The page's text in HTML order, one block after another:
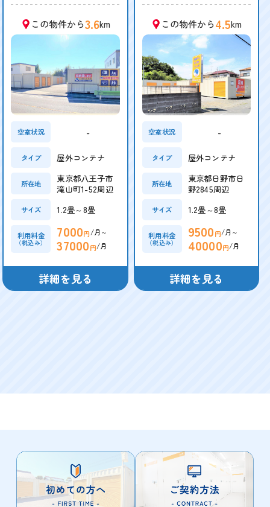
この物件から3.6km
空室状況 -
タイプ 屋外コンテナ
所在地
東京都八王子市
滝山町1-52周辺
サイズ 1.2畳～8畳
利用料金
（税込み）
7000円/月～
37000円/月
詳細を見る
この物件から4.5km
空室状況 -
タイプ 屋外コンテナ
所在地
東京都日野市日
野2845周辺
サイズ 1.2畳～8畳
利用料金
（税込み）
9500円/月～
40000円/月
詳細を見る